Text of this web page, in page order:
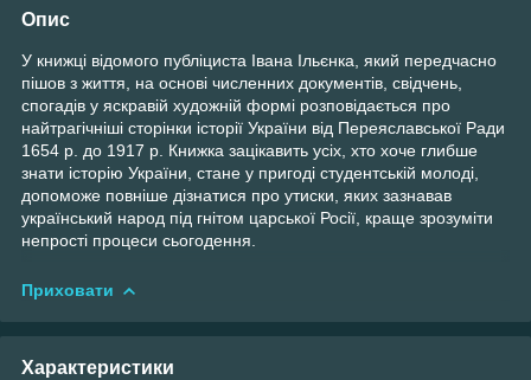
Опис
У книжці відомого публіциста Івана Ільєнка, який передчасно
пішов з життя, на основі численних документів, свідчень,
спогадів у яскравій художній формі розповідається про
найтрагічніші сторінки історії України від Переяславської Ради
1654 р. до 1917 р. Книжка зацікавить усіх, хто хоче глибше
знати історію України, стане у пригоді студентській молоді,
допоможе повніше дізнатися про утиски, яких зазнавав
український народ під гнітом царської Росії, краще зрозуміти
непрості процеси сьогодення.
Приховати
Характеристики